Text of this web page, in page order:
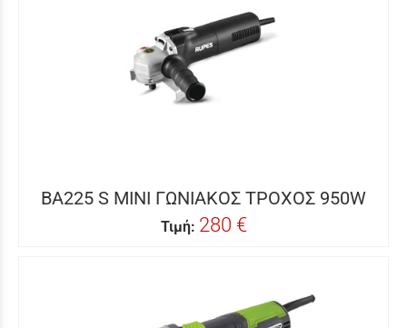
BA225 S MINI ΓΩΝΙΑΚΟΣ ΤΡΟΧΟΣ 950W
Τιμή: 280 €